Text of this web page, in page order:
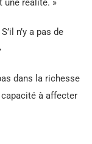
n’y a pas de
dans la richesse
à affecter